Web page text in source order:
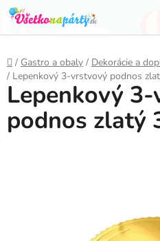
Prejsť
na
obsah
Domov
/ Gastro a obaly / Dekorácie a
/ Lepenkový 3-vrstvový podnos
Lepenkový
podnos zlatý